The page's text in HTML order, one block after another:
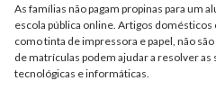
As famílias não pagam propinas para um
escola pública online. Artigos
como tinta de impressora e papel, não
de matrículas podem ajudar a resolver
tecnológicas e informáticas.